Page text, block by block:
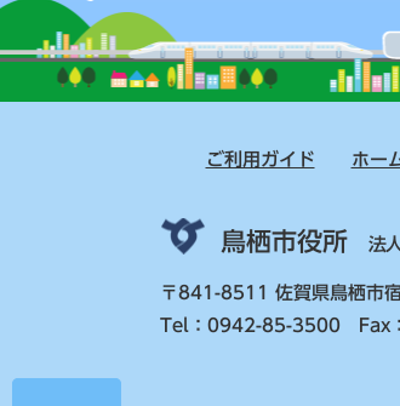
ご利用ガイド ホー
鳥栖市役所 法
〒841-8511 佐賀県鳥栖市
Tel：0942-85-3500 Fax